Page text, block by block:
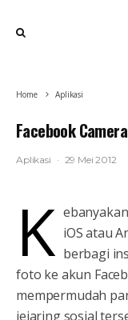
Home Aplikasi
Facebook
Aplikasi · 29 Mei 2012
K iOS atau
berbagi
foto ke akun
mempermudah
jejaring sosial